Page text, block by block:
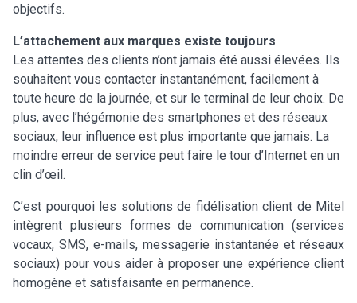
objectifs.
L’attachement aux marques existe toujours
Les attentes des clients n’ont jamais été aussi élevées. Ils
souhaitent vous contacter instantanément, facilement à
toute heure de la journée, et sur le terminal de leur choix. De
plus, avec l’hégémonie des smartphones et des réseaux
sociaux, leur influence est plus importante que jamais. La
moindre erreur de service peut faire le tour d’Internet en un
clin d’œil.
C’est pourquoi les solutions de fidélisation client de Mitel
intègrent plusieurs formes de communication (services
vocaux, SMS, e-mails, messagerie instantanée et réseaux
sociaux) pour vous aider à proposer une expérience client
homogène et satisfaisante en permanence.